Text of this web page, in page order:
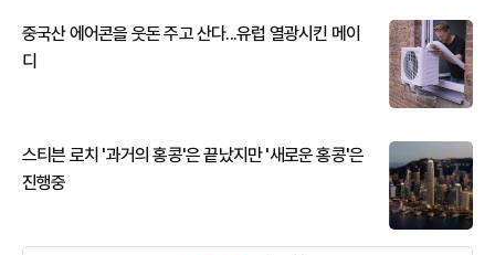
중국산 에어콘을 웃돈 주고 산다...유럽 열광시킨 메이
디
스티븐 로치 '과거의 홍콩'은 끝났지만 '새로운 홍콩'은
진행중